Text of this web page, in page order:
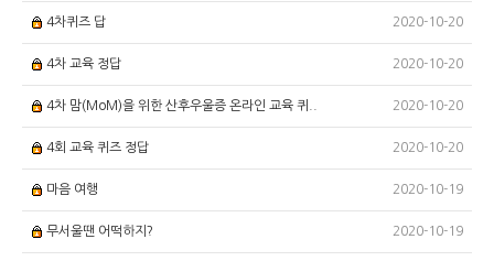
4차퀴즈 답 2020-10-20
4차 교육 정답 2020-10-20
4차 맘(MoM)을 위한 산후우울증 온라인 교육 퀴.. 2020-10-20
4회 교육 퀴즈 정답 2020-10-20
마음 여행 2020-10-19
무서울땐 어떡하지? 2020-10-19